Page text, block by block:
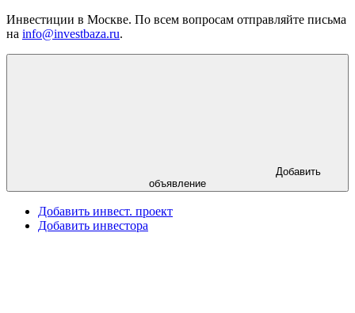
Инвестиции в Москве. По всем вопросам отправляйте письма
на info@investbaza.ru.
Добавить
объявление
Добавить инвест. проект
Добавить инвестора